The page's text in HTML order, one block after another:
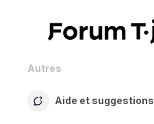
Autres
Aide et suggestions